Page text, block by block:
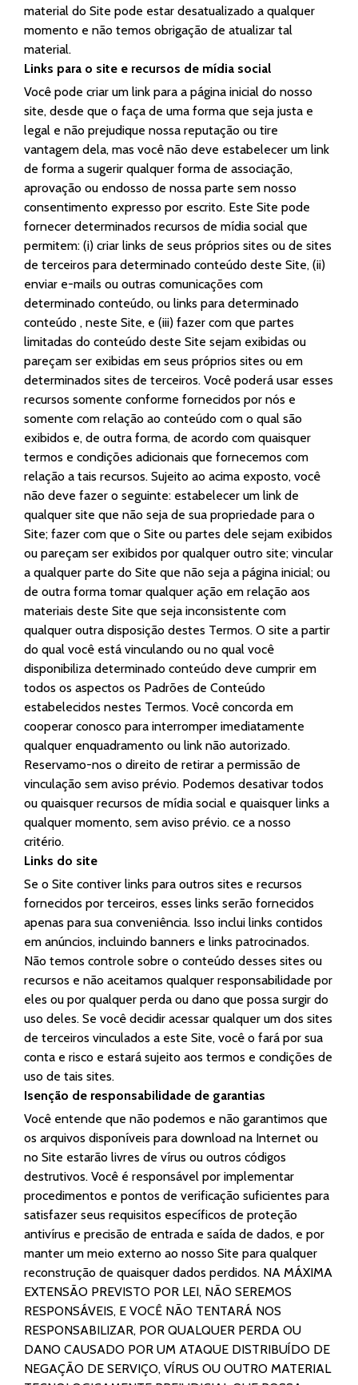
material do Site pode estar desatualizado a qualquer
momento e não temos obrigação de atualizar tal
material.
Links para o site e recursos de mídia social
Você pode criar um link para a página inicial do nosso
site, desde que o faça de uma forma que seja justa e
legal e não prejudique nossa reputação ou tire
vantagem dela, mas você não deve estabelecer um link
de forma a sugerir qualquer forma de associação,
aprovação ou endosso de nossa parte sem nosso
consentimento expresso por escrito. Este Site pode
fornecer determinados recursos de mídia social que
permitem: (i) criar links de seus próprios sites ou de sites
de terceiros para determinado conteúdo deste Site, (ii)
enviar e-mails ou outras comunicações com
determinado conteúdo, ou links para determinado
conteúdo , neste Site, e (iii) fazer com que partes
limitadas do conteúdo deste Site sejam exibidas ou
pareçam ser exibidas em seus próprios sites ou em
determinados sites de terceiros. Você poderá usar esses
recursos somente conforme fornecidos por nós e
somente com relação ao conteúdo com o qual são
exibidos e, de outra forma, de acordo com quaisquer
termos e condições adicionais que fornecemos com
relação a tais recursos. Sujeito ao acima exposto, você
não deve fazer o seguinte: estabelecer um link de
qualquer site que não seja de sua propriedade para o
Site; fazer com que o Site ou partes dele sejam exibidos
ou pareçam ser exibidos por qualquer outro site; vincular
a qualquer parte do Site que não seja a página inicial; ou
de outra forma tomar qualquer ação em relação aos
materiais deste Site que seja inconsistente com
qualquer outra disposição destes Termos. O site a partir
do qual você está vinculando ou no qual você
disponibiliza determinado conteúdo deve cumprir em
todos os aspectos os Padrões de Conteúdo
estabelecidos nestes Termos. Você concorda em
cooperar conosco para interromper imediatamente
qualquer enquadramento ou link não autorizado.
Reservamo-nos o direito de retirar a permissão de
vinculação sem aviso prévio. Podemos desativar todos
ou quaisquer recursos de mídia social e quaisquer links a
qualquer momento, sem aviso prévio. ce a nosso
critério.
Links do site
Se o Site contiver links para outros sites e recursos
fornecidos por terceiros, esses links serão fornecidos
apenas para sua conveniência. Isso inclui links contidos
em anúncios, incluindo banners e links patrocinados.
Não temos controle sobre o conteúdo desses sites ou
recursos e não aceitamos qualquer responsabilidade por
eles ou por qualquer perda ou dano que possa surgir do
uso deles. Se você decidir acessar qualquer um dos sites
de terceiros vinculados a este Site, você o fará por sua
conta e risco e estará sujeito aos termos e condições de
uso de tais sites.
Isenção de responsabilidade de garantias
Você entende que não podemos e não garantimos que
os arquivos disponíveis para download na Internet ou
no Site estarão livres de vírus ou outros códigos
destrutivos. Você é responsável por implementar
procedimentos e pontos de verificação suficientes para
satisfazer seus requisitos específicos de proteção
antivírus e precisão de entrada e saída de dados, e por
manter um meio externo ao nosso Site para qualquer
reconstrução de quaisquer dados perdidos. NA MÁXIMA
EXTENSÃO PREVISTO POR LEI, NÃO SEREMOS
RESPONSÁVEIS, E VOCÊ NÃO TENTARÁ NOS
RESPONSABILIZAR, POR QUALQUER PERDA OU
DANO CAUSADO POR UM ATAQUE DISTRIBUÍDO DE
NEGAÇÃO DE SERVIÇO, VÍRUS OU OUTRO MATERIAL